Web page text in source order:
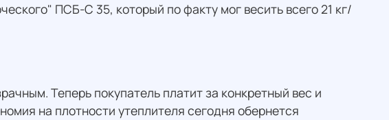
ПСБ-С 35, который по факту мог весить всего 21 кг/
Теперь покупатель платит за конкретный вес и
на плотности утеплителя сегодня обернется